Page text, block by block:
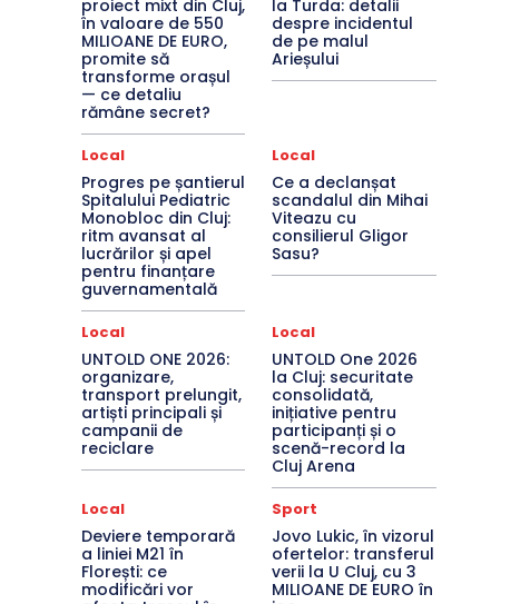
proiect mixt din Cluj,
în valoare de 550
MILIOANE DE EURO,
promite să
transforme orașul
— ce detaliu
rămâne secret?
la Turda: detalii
despre incidentul
de pe malul
Arieșului
Local
Progres pe șantierul
Spitalului Pediatric
Monobloc din Cluj:
ritm avansat al
lucrărilor și apel
pentru finanțare
guvernamentală
Local
Ce a declanșat
scandalul din Mihai
Viteazu cu
consilierul Gligor
Sasu?
Local
UNTOLD ONE 2026:
organizare,
transport prelungit,
artiști principali și
campanii de
reciclare
Local
UNTOLD One 2026
la Cluj: securitate
consolidată,
inițiative pentru
participanți și o
scenă-record la
Cluj Arena
Local
Deviere temporară
a liniei M21 în
Florești: ce
modificări vor
Sport
Jovo Lukic, în vizorul
ofertelor: transferul
verii la U Cluj, cu 3
MILIOANE DE EURO în